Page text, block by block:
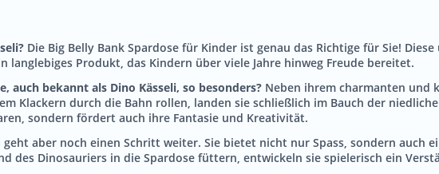
Die Big Belly Bank Spardose für Kinder ist genau das Richtige für Sie!
Produkt, das Kindern über viele Jahre hinweg Freude bereitet.
auch bekannt als Dino Kässeli, so besonders? Neben ihrem charmanten und
Klackern durch die Bahn rollen, landen sie schließlich im Bauch der
sondern fördert auch ihre Fantasie und Kreativität.
geht aber noch einen Schritt weiter. Sie bietet nicht nur Spass, sondern
des Dinosauriers in die Spardose füttern, entwickeln sie spielerisch ein